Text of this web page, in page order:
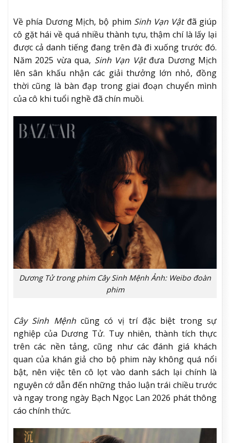
Về phía Dương Mịch, bộ phim Sinh Vạn Vậtđã giúp
cô gặt hái về quá nhiều thành tựu, thậm chí là lấy lại
được cả danh tiếng đang trên đà đi xuống trước đó.
Năm 2025 vừa qua, Sinh Vạn Vậtđưa Dương Mịch
lên sân khấu nhận các giải thưởng lớn nhỏ, đồng
thời cũng là bàn đạp trong giai đoạn chuyển mình
của cô khi tuổi nghề đã chín muồi.
Dương Tử trong phim Cây Sinh Mệnh Ảnh: Weibo đoàn
phim
Cây Sinh Mệnhcũng có vị trí đặc biệt trong sự
nghiệp của Dương Tử. Tuy nhiên, thành tích thực
trên các nền tảng, cũng như các đánh giá khách
quan của khán giả cho bộ phim này không quá nổi
bật, nên việc tên cô lọt vào danh sách lại chính là
nguyên cớ dẫn đến những thảo luận trái chiều trước
và ngay trong ngày Bạch Ngọc Lan 2026 phát thông
cáo chính thức.